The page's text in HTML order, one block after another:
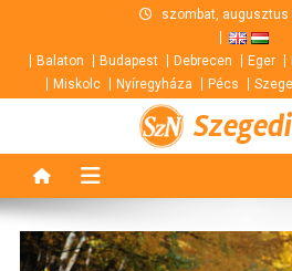
content
szombat, augusztus
Balaton Budapest Debrecen Eger
Miskolc
Nyíregyháza Pécs